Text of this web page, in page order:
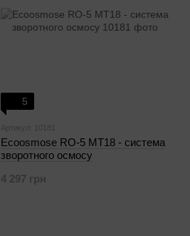
5
Артикул: 10181
Ecoosmose RO-5 МТ18 - система
зворотного осмосу
4 297 грн